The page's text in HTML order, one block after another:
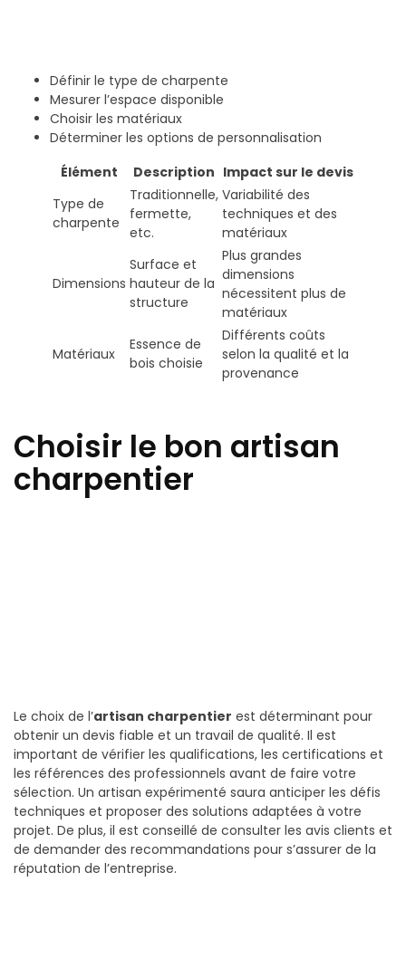
Définir le type de charpente
Mesurer l’espace disponible
Choisir les matériaux
Déterminer les options de personnalisation
Élément
Description Impact sur le devis
Type de
charpente
Traditionnelle,
fermette,
etc.
Variabilité des
techniques et des
matériaux
Dimensions
Surface et
hauteur de la
structure
Plus grandes
dimensions
nécessitent plus de
matériaux
Matériaux
Essence de
bois choisie
Différents coûts
selon la qualité et la
provenance
Choisir le bon artisan
charpentier
Le choix de l’artisan charpentier est déterminant pour
obtenir un devis fiable et un travail de qualité. Il est
important de vérifier les qualifications, les certifications et
les références des professionnels avant de faire votre
sélection. Un artisan expérimenté saura anticiper les défis
techniques et proposer des solutions adaptées à votre
projet. De plus, il est conseillé de consulter les avis clients et
de demander des recommandations pour s’assurer de la
réputation de l’entreprise.